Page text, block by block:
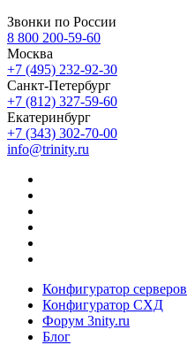
Звонки по России
8 800 200-59-60
Москва
+7 (495) 232-92-30
Санкт-Петербург
+7 (812) 327-59-60
Екатеринбург
+7 (343) 302-70-00
info@trinity.ru
Конфигуратор серверов
Конфигуратор СХД
Форум 3nity.ru
Блог